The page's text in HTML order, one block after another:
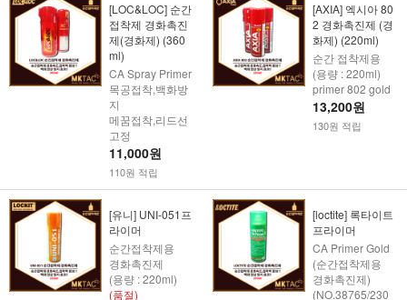
[LOC&LOC] 순간
접착제 경화촉진
제(경화제) (360
ml)
CA Spray Primer
목공접착,백화방
지
메꿈접착,리드선
고정
11,000원
110원 적립
[AXIA] 엑시아 80
2 경화촉진제 (경
화제) (220ml)
순간 접착제용
(용량 : 220ml)
primer 802 gold
13,200원
130원 적립
[유니] UNI-051프
라이머
순간접착제용
경화촉진제
(용량 : 220ml)
(품절)
[loctite] 록타이트
프라이머
CA Primer Gold
(순간접착제용
경화촉진제)
(NO.38765/230